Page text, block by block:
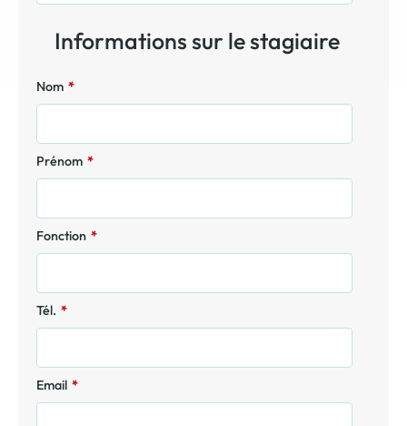
Informations sur le stagiaire
Nom *
Prénom *
Fonction *
Tél. *
Email *